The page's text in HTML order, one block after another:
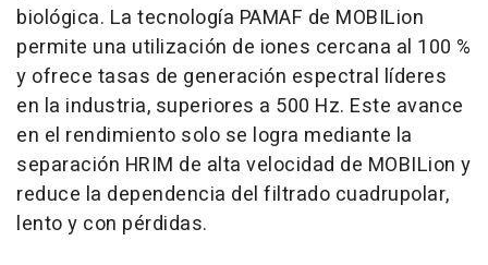
biológica. La tecnología PAMAF de MOBILion
permite una utilización de iones cercana al 100 %
y ofrece tasas de generación espectral líderes
en la industria, superiores a 500 Hz. Este avance
en el rendimiento solo se logra mediante la
separación HRIM de alta velocidad de MOBILion y
reduce la dependencia del filtrado cuadrupolar,
lento y con pérdidas.